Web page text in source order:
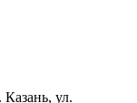
ул.